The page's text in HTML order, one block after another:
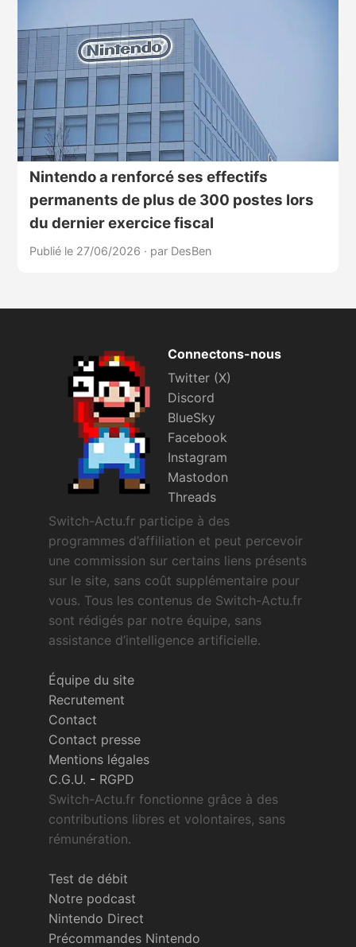
Nintendo a renforcé ses effectifs
permanents de plus de 300 postes lors
du dernier exercice fiscal
Publié le 27/06/2026 · par DesBen
Connectons-nous
Twitter (X)
Discord
BlueSky
Facebook
Instagram
Mastodon
Threads
Switch-Actu.fr participe à des
programmes d’affiliation et peut percevoir
une commission sur certains liens présents
sur le site, sans coût supplémentaire pour
vous. Tous les contenus de Switch-Actu.fr
sont rédigés par notre équipe, sans
assistance d’intelligence artificielle.
Équipe du site
Recrutement
Contact
Contact presse
Mentions légales
C.G.U. - RGPD
Switch-Actu.fr fonctionne grâce à des
contributions libres et volontaires, sans
rémunération.
Test de débit
Notre podcast
Nintendo Direct
Précommandes Nintendo